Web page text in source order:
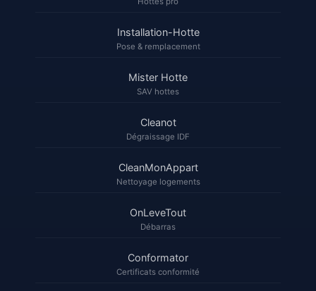
Installation-Hotte
Pose & remplacement
Mister Hotte
SAV hottes
Cleanot
Dégraissage IDF
CleanMonAppart
Nettoyage logements
OnLeveTout
Débarras
Conformator
Certificats conformité